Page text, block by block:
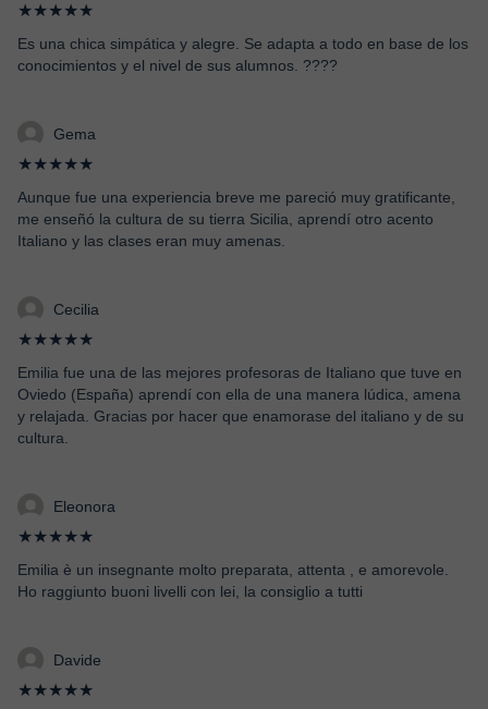
★★★★★
Es una chica simpática y alegre. Se adapta a todo en base de los
conocimientos y el nivel de sus alumnos. ????
Gema
★★★★★
Aunque fue una experiencia breve me pareció muy gratificante,
me enseñó la cultura de su tierra Sicilia, aprendí otro acento
Italiano y las clases eran muy amenas.
Cecilia
★★★★★
Emilia fue una de las mejores profesoras de Italiano que tuve en
Oviedo (España) aprendí con ella de una manera lúdica, amena
y relajada. Gracias por hacer que enamorase del italiano y de su
cultura.
Eleonora
★★★★★
Emilia è un insegnante molto preparata, attenta , e amorevole.
Ho raggiunto buoni livelli con lei, la consiglio a tutti
Davide
★★★★★